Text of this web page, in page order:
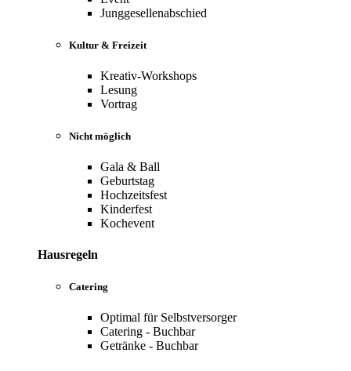
Junggesellenabschied
Kultur & Freizeit
Kreativ-Workshops
Lesung
Vortrag
Nicht möglich
Gala & Ball
Geburtstag
Hochzeitsfest
Kinderfest
Kochevent
Hausregeln
Catering
Optimal für Selbstversorger
Catering - Buchbar
Getränke - Buchbar